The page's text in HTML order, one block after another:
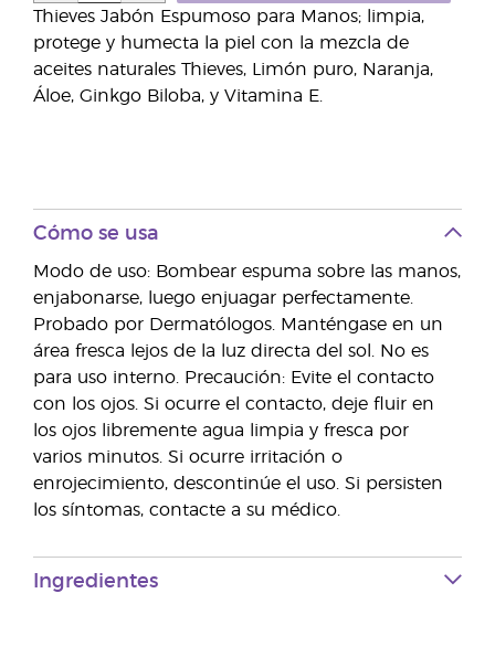
Thieves Jabón Espumoso para Manos; limpia,
protege y humecta la piel con la mezcla de
aceites naturales Thieves, Limón puro, Naranja,
Áloe, Ginkgo Biloba, y Vitamina E.
Cómo se usa
Modo de uso: Bombear espuma sobre las manos,
enjabonarse, luego enjuagar perfectamente.
Probado por Dermatólogos. Manténgase en un
área fresca lejos de la luz directa del sol. No es
para uso interno. Precaución: Evite el contacto
con los ojos. Si ocurre el contacto, deje fluir en
los ojos libremente agua limpia y fresca por
varios minutos. Si ocurre irritación o
enrojecimiento, descontinúe el uso. Si persisten
los síntomas, contacte a su médico.
Ingredientes